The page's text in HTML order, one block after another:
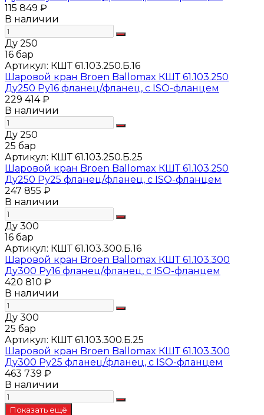
115 849 ₽
В наличии
Ду 250
16 бар
Артикул: КШТ 61.103.250.Б.16
Шаровой кран Broen Ballomax КШТ 61.103.250
Ду250 Ру16 фланец/фланец, с ISO-фланцем
229 414 ₽
В наличии
Ду 250
25 бар
Артикул: КШТ 61.103.250.Б.25
Шаровой кран Broen Ballomax КШТ 61.103.250
Ду250 Ру25 фланец/фланец, с ISO-фланцем
247 855 ₽
В наличии
Ду 300
16 бар
Артикул: КШТ 61.103.300.Б.16
Шаровой кран Broen Ballomax КШТ 61.103.300
Ду300 Ру16 фланец/фланец, с ISO-фланцем
420 810 ₽
В наличии
Ду 300
25 бар
Артикул: КШТ 61.103.300.Б.25
Шаровой кран Broen Ballomax КШТ 61.103.300
Ду300 Ру25 фланец/фланец, с ISO-фланцем
463 739 ₽
В наличии